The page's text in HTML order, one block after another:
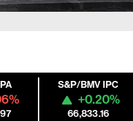
S&P/BMV IPC
+0.20%
66,833.16